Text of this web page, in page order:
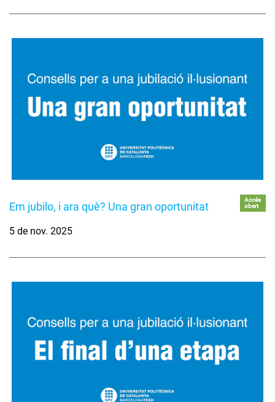
Em jubilo, i ara què? Una gran oportunitat
Accés
obert
5 de nov. 2025